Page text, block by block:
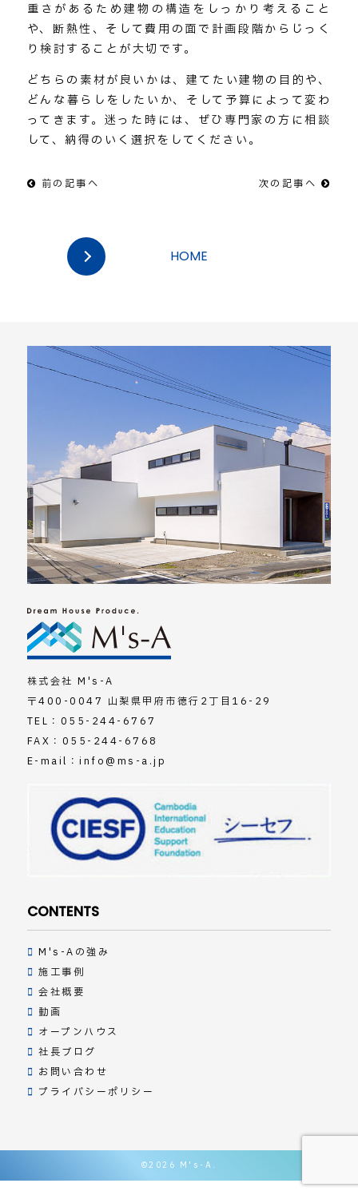
重さがあるため建物の構造をしっかり考えること
や、断熱性、そして費用の面で計画段階からじっく
り検討することが大切です。
どちらの素材が良いかは、建てたい建物の目的や、
どんな暮らしをしたいか、そして予算によって変わ
ってきます。迷った時には、ぜひ専門家の方に相談
して、納得のいく選択をしてください。
前の記事へ 次の記事へ
HOME
株式会社 M's-A
〒400-0047 山梨県甲府市徳行2丁目16-29
TEL： 055-244-6767
FAX：055-244-6768
E-mail：info@ms-a.jp
CONTENTS
M's-Aの強み
施工事例
会社概要
動画
オープンハウス
社長ブログ
お問い合わせ
プライバシーポリシー
©2026 M's-A.